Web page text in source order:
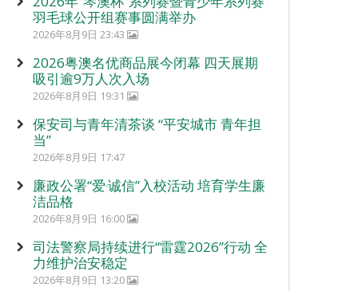
羽毛球公开组赛事圆满举办
2026年8月9日 23:43
2026粤澳名优商品展今闭幕 四天展期
吸引逾9万人次入场
2026年8月9日 19:31
保安司与青年清茶谈 “平安城市 青年担
当”
2026年8月9日 17:47
廉政公署“爱‧诚信”入校活动 培育学生廉
洁品格
2026年8月9日 16:00
司法警察局持续进行“雷霆2026”行动 全
力维护治安稳定
2026年8月9日 13:20